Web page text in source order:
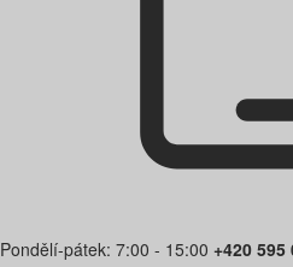
Pondělí-pátek: 7:00 - 15:00 +420 595